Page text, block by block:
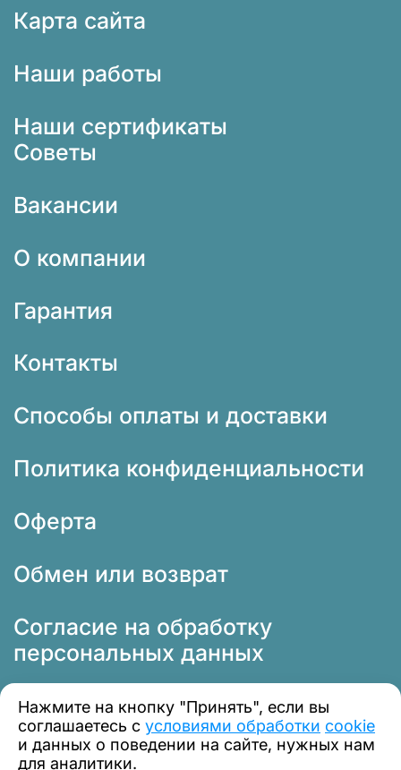
Карта сайта
Наши работы
Наши сертификаты
Советы
Вакансии
О компании
Гарантия
Контакты
Способы оплаты и доставки
Политика конфиденциальности
Оферта
Обмен или возврат
Согласие на обработку
персональных данных
Нажмите на кнопку "Принять", если вы
соглашаетесь с условиями обработки cookie
и данных о поведении на сайте, нужных нам
для аналитики.